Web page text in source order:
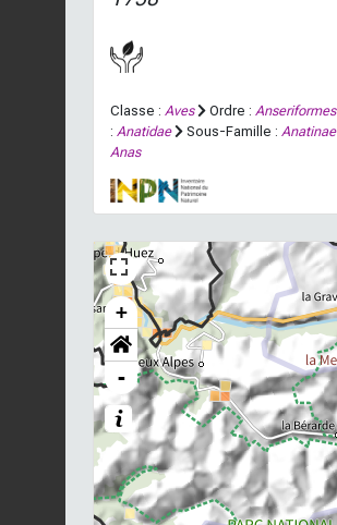
Classe : Aves Ordre : Anseriformes
: Anatidae Sous-Famille : Anatinae
Anas
+
-